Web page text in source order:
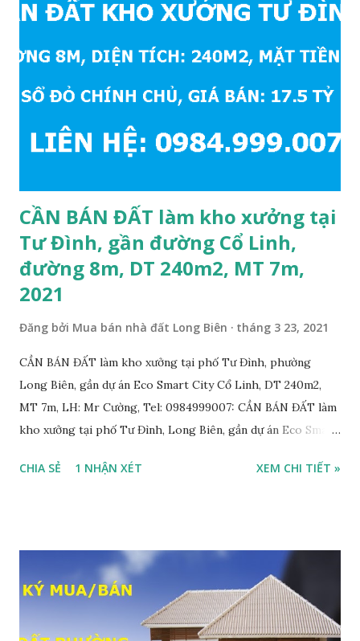
Khối khoảng 300m. Cách vòng xuyến cuối đường Cổ Linh và
sẽ rất đẹp, lý tưởng để ở, văn phòng, hoặc xây căn hộ cho
thuê… * Đất phân lô, diện tích: 86m2, mặt tiền 5m, đường
10m và vỉa hè rộng 3m, hướng Đông Nam; * Pháp lý: sổ đỏ
chính chủ; * Giá bán: 6.15 tỷ, có thương lượng với khách
thiện chí mua; Liên hệ: Mr Cường, Tel: 0984999007...
CẦN BÁN ĐẤT làm kho xưởng tại
Tư Đình, gần đường Cổ Linh,
đường 8m, DT 240m2, MT 7m,
2021
Đăng bởi Mua bán nhà đất Long Biên tháng 3 23, 2021
CẦN BÁN ĐẤT làm kho xưởng tại phố Tư Đình, phường
Long Biên, gần dự án Eco Smart City Cổ Linh, DT 240m2,
MT 7m, LH: Mr Cường, Tel: 0984999007: CẦN BÁN ĐẤT làm
kho xưởng tại phố Tư Đình, Long Biên, gần dự án Eco Smart
nằm trên mặt ngõ thông, đường rộng 8m, 2 ô tô tránh nhau;
bán: 17,5 tỷ, có thương lượng với khách thiện chí mua nhanh;
THÔNG TIN TIỆN ÍCH XUNG QUANH MẢNH ĐẤT LÀM
KHO XƯỞNG TẠI PHỐ TƯ ĐÌNH CẦN BÁN: • Đất nằm trên
mặt ngõ phố Tư Đình, ngõ trước nhà rộng 8m, ngõ thông, ô
CHIA SẺ 1 NHẬN XÉT XEM CHI TIẾT »